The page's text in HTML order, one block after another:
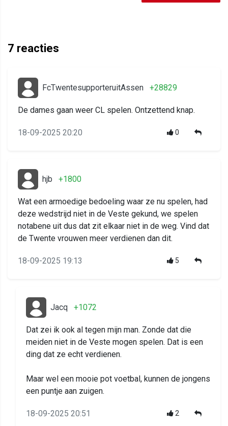
7 reacties
FcTwentesupporteruitAssen +28829
De dames gaan weer CL spelen. Ontzettend knap.
18-09-2025 20:20 0
hjb +1800
Wat een armoedige bedoeling waar ze nu spelen, had
deze wedstrijd niet in de Veste gekund, we spelen
notabene uit dus dat zit elkaar niet in de weg. Vind dat
de Twente vrouwen meer verdienen dan dit.
18-09-2025 19:13 5
Jacq +1072
Dat zei ik ook al tegen mijn man. Zonde dat die
meiden niet in de Veste mogen spelen. Dat is een
ding dat ze echt verdienen.
Maar wel een mooie pot voetbal, kunnen de jongens
een puntje aan zuigen.
18-09-2025 20:51 2